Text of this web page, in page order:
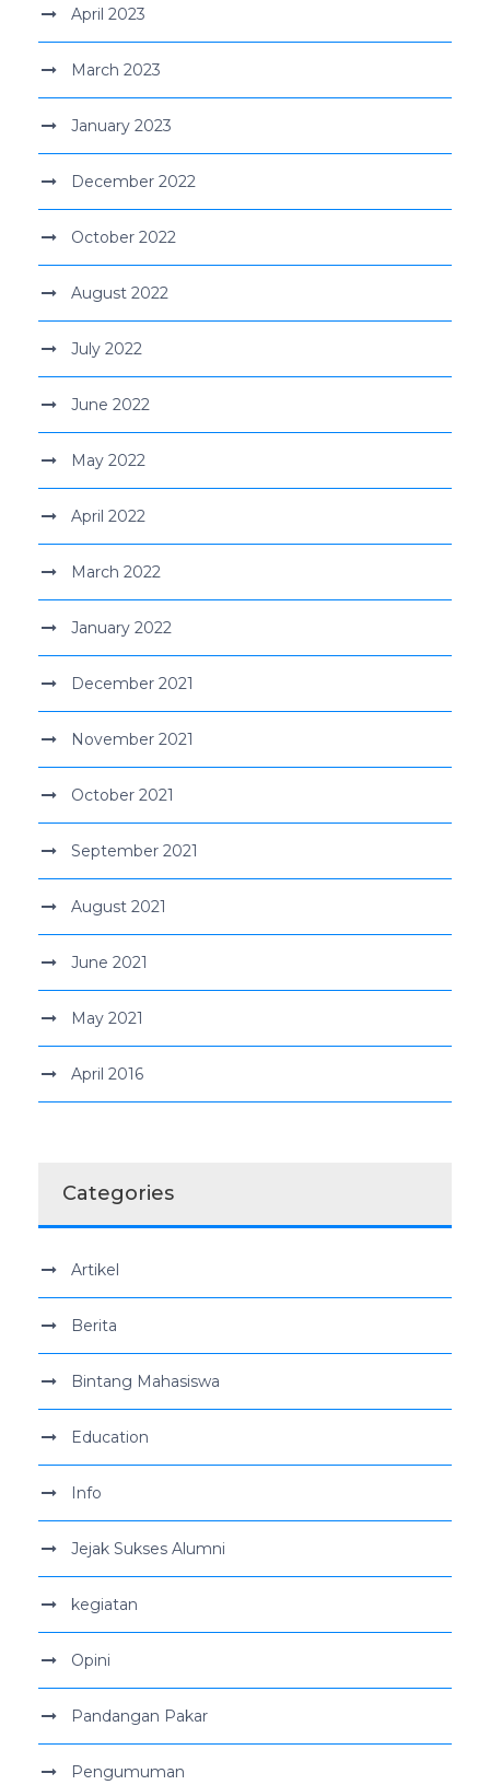
April 2023
March 2023
January 2023
December 2022
October 2022
August 2022
July 2022
June 2022
May 2022
April 2022
March 2022
January 2022
December 2021
November 2021
October 2021
September 2021
August 2021
June 2021
May 2021
April 2016
Categories
Artikel
Berita
Bintang Mahasiswa
Education
Info
Jejak Sukses Alumni
kegiatan
Opini
Pandangan Pakar
Pengumuman